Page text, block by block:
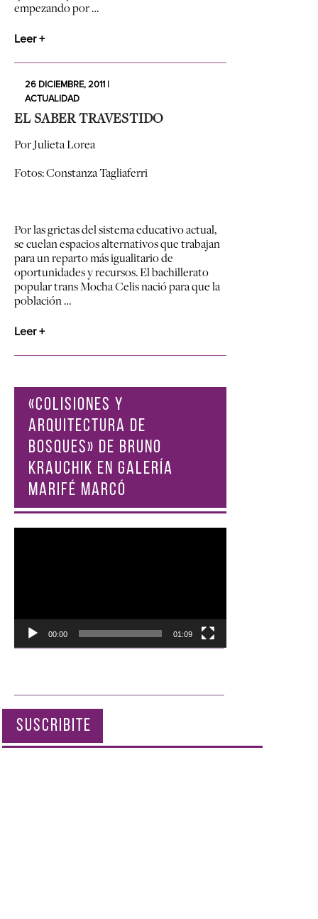
empezando por …
Leer +
26 DICIEMBRE, 2011 |
ACTUALIDAD
EL SABER TRAVESTIDO
Por Julieta Lorea
Fotos: Constanza Tagliaferri
Por las grietas del sistema educativo actual,
se cuelan espacios alternativos que trabajan
para un reparto más igualitario de
oportunidades y recursos. El bachillerato
popular trans Mocha Celis nació para que la
población …
Leer +
«COLISIONES Y
ARQUITECTURA DE
BOSQUES» DE BRUNO
KRAUCHIK EN GALERÍA
MARIFÉ MARCÓ
00:00 01:09
SUSCRIBITE